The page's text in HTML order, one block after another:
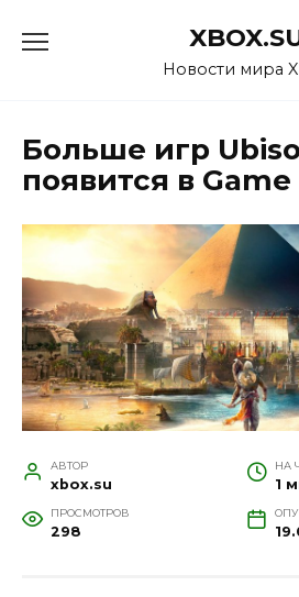
Новости мира
Больше игр
появится в Game
АВТОР
xbox.su
НА
1
ПРОСМОТРОВ
298